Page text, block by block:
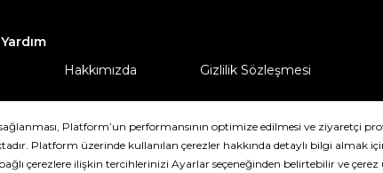
Yardım
Hakkımızda Gizlilik Sözleşmesi